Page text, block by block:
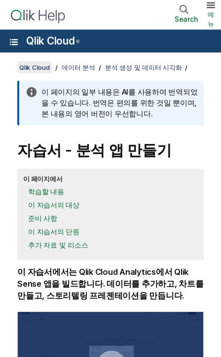
Search
메
뉴
Qlik Cloud ®
Qlik Cloud 데이터 분석 분석 생성 및 데이터 시각화
이 페이지의 일부 내용은 AI를 사용하여 번역되었
을 수 있습니다. 번역은 편의를 위한 것일 뿐이며,
본 내용의 영어 버전이 우선합니다.
자습서 - 분석 앱 만들기
이 페이지에서
학습할 내용
이 자습서의 대상
준비 사항
이 자습서의 단원
추가 자료 및 리소스
이 자습서에서는 Qlik Cloud Analytics에서 Qlik
Sense 앱을 빌드합니다. 데이터를 추가하고, 차트를
만들고, 스토리텔링 프레젠테이션을 만듭니다.